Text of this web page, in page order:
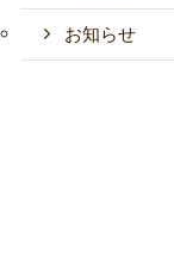
お知らせ